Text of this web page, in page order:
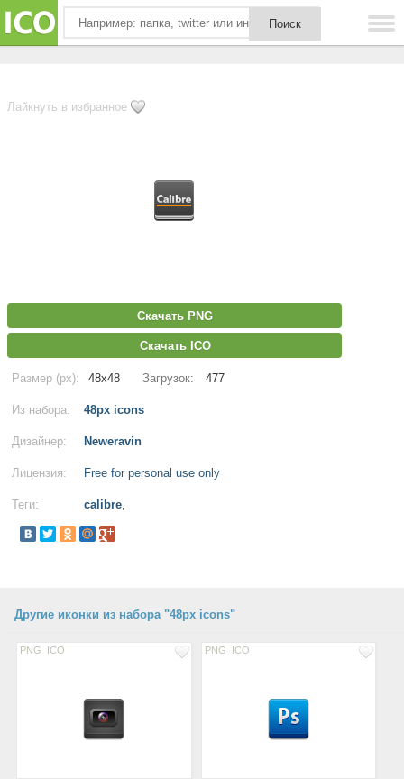
Лайкнуть в избранное
Скачать PNG
Скачать ICO
Размер (px): 48x48 Загрузок: 477
Из набора: 48px icons
Дизайнер: Neweravin
Лицензия: Free for personal use only
Теги: calibre,
Другие иконки из набора "48px icons"
PNG ICO PNG ICO